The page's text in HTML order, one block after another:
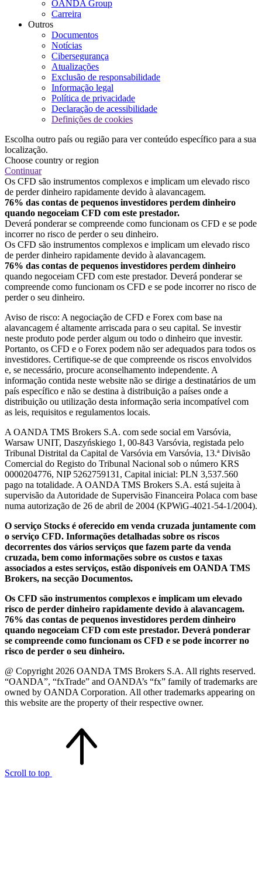
OANDA Group
Carreira
Outros
Documentos
Notícias
Cibersegurança
Atualizações
Exclusão de responsabilidade
Informação legal
Política de privacidade
Declaração de acessibilidade
Definições de cookies
Escolha outro país ou região para ver conteúdo específico para a sua
localização.
Choose country or region
Continuar
Os CFD são instrumentos complexos e implicam um elevado risco
de perder dinheiro rapidamente devido à alavancagem.
76% das contas de pequenos investidores perdem dinheiro
quando negoceiam CFD com este prestador.
Deverá ponderar se compreende como funcionam os CFD e se pode
incorrer no risco de perder o seu dinheiro.
Os CFD são instrumentos complexos e implicam um elevado risco
de perder dinheiro rapidamente devido à alavancagem.
76% das contas de pequenos investidores perdem dinheiro
quando negoceiam CFD com este prestador. Deverá ponderar se
compreende como funcionam os CFD e se pode incorrer no risco de
perder o seu dinheiro.
Aviso de risco: A negociação de CFD e Forex com base na
alavancagem é altamente arriscada para o seu capital. Se investir
neste produto pode perder algum ou todo o dinheiro que investir.
Portanto, os CFD e o Forex podem não ser adequados para todos os
investidores. Certifique-se de que compreende os riscos envolvidos
e, se necessário, procure aconselhamento independente. A
informação contida neste website não se dirige a destinatários de um
país específico e não se destina à distribuição a países onde a
distribuição ou utilização desta informação seria incompatível com
as leis, requisitos e regulamentos locais.
A OANDA TMS Brokers S.A. com sede social em Varsóvia,
Warsaw UNIT, Daszyńskiego 1, 00-843 Varsóvia, registada pelo
Tribunal Distrital da Capital de Varsóvia em Varsóvia, 13.ª Divisão
Comercial do Registo do Tribunal Nacional sob o número KRS
0000204776, NIP 5262759131, Capital inicial: PLN 3,537.560
pago na totalidade. A OANDA TMS Brokers S.A. está sujeita à
supervisão da Autoridade de Supervisão Financeira Polaca com base
numa autorização de 26 de abril de 2004 (KPWiG-4021-54-1/2004).
O serviço Stocks é oferecido em venda cruzada juntamente com
o serviço CFD. Informações detalhadas sobre os riscos
decorrentes dos vários serviços que fazem parte da venda
cruzada, bem como informações sobre os custos e taxas
associados a estes serviços, estão disponíveis em OANDA TMS
Brokers, na secção Documentos.
Os CFD são instrumentos complexos e implicam um elevado
risco de perder dinheiro rapidamente devido à alavancagem.
76% das contas de pequenos investidores perdem dinheiro
quando negoceiam CFD com este prestador. Deverá ponderar
se compreende como funcionam os CFD e se pode incorrer no
risco de perder o seu dinheiro.
@ Copyright 2026 OANDA TMS Brokers S.A. All rights reserved.
“OANDA”, “fxTrade” and OANDA’s “fx” family of trademarks are
owned by OANDA Corporation. All other trademarks appearing on
this website are the property of their respective owner.
Scroll to top